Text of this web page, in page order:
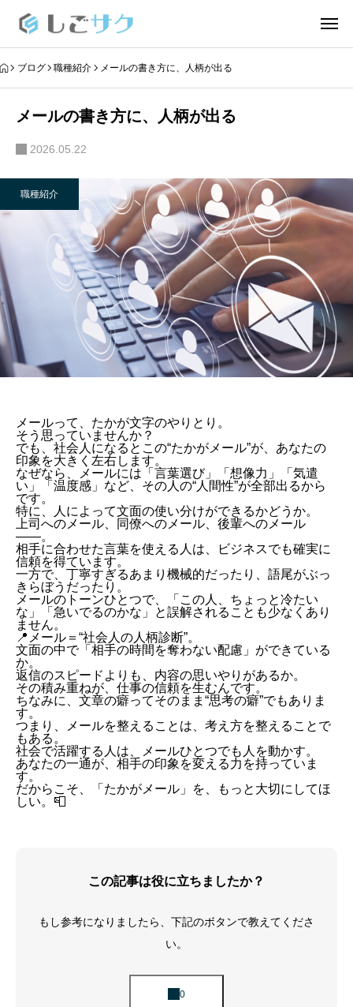
ブログ 職種紹介 メールの書き方に、人柄が出る
メールの書き方に、人柄が出る
2026.05.22
職種紹介
メールって、たかが文字のやりとり。
そう思っていませんか？
でも、社会人になるとこの“たかがメール”が、あなたの
印象を大きく左右します。
なぜなら、メールには「言葉選び」「想像力」「気遣
い」「温度感」など、その人の“人間性”が全部出るから
です。
特に、人によって文面の使い分けができるかどうか。
上司へのメール、同僚へのメール、後輩へのメール
——。
相手に合わせた言葉を使える人は、ビジネスでも確実に
信頼を得ています。
一方で、丁寧すぎるあまり機械的だったり、語尾がぶっ
きらぼうだったり。
メールのトーンひとつで、「この人、ちょっと冷たい
な」「急いでるのかな」と誤解されることも少なくあり
ません。
📍メール＝“社会人の人柄診断”。
文面の中で「相手の時間を奪わない配慮」ができている
か。
返信のスピードよりも、内容の思いやりがあるか。
その積み重ねが、仕事の信頼を生むんです。
ちなみに、文章の癖ってそのまま“思考の癖”でもありま
す。
つまり、メールを整えることは、考え方を整えることで
もある。
社会で活躍する人は、メールひとつでも人を動かす。
あなたの一通が、相手の印象を変える力を持っていま
す。
だからこそ、「たかがメール」を、もっと大切にしてほ
しい。📮
この記事は役に立ちましたか？
もし参考になりましたら、下記のボタンで教えてくださ
い。